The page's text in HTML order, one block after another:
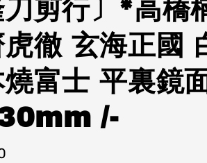
刀剪行〕*高橋
徹 玄海正國
富士 平裏鏡
/-